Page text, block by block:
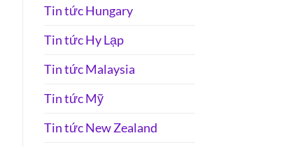
Tin tức Hungary
Tin tức Hy Lạp
Tin tức Malaysia
Tin tức Mỹ
Tin tức New Zealand